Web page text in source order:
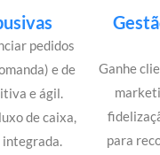
pedidos
e de
e ágil.
de caixa,
integrada.
Ganhe
para